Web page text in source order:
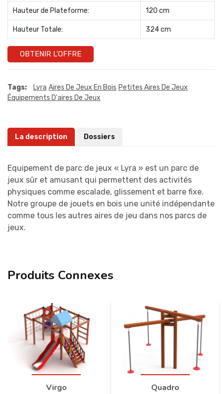
Hauteur de Plateforme: 120 cm
Hauteur Totale: 324 cm
OBTENIR L'OFFRE
Tags: Lyra Aires De Jeux En Bois Petites Aires De Jeux
Équipements D'aires De Jeux
La description Dossiers
Equipement de parc de jeux « Lyra » est un parc de
jeux sûr et amusant qui permettent des activités
physiques comme escalade, glissement et barre fixe.
Notre groupe de jouets en bois une unité indépendante
comme tous les autres aires de jeu dans nos parcs de
jeux.
Produits Connexes
Virgo Quadro